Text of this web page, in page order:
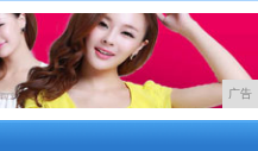
广告